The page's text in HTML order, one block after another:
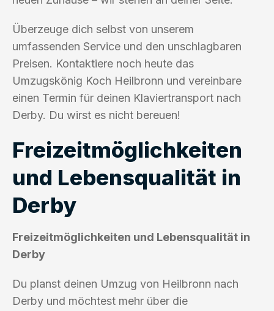
Überzeuge dich selbst von unserem
umfassenden Service und den unschlagbaren
Preisen. Kontaktiere noch heute das
Umzugskönig Koch Heilbronn und vereinbare
einen Termin für deinen Klaviertransport nach
Derby. Du wirst es nicht bereuen!
Freizeitmöglichkeiten
und Lebensqualität in
Derby
Freizeitmöglichkeiten und Lebensqualität in
Derby
Du planst deinen Umzug von Heilbronn nach
Derby und möchtest mehr über die